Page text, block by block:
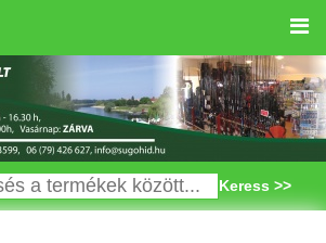
Keress >>